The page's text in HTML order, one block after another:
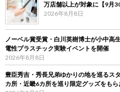
万店舗以上が対象に【9月
2026年8月8日
ノーベル賞受賞・白川英樹博士が小中
電性プラスチック実験イベントを開催
2026年8月8日
豊臣秀吉・秀長兄弟ゆかりの地を巡る
カ所・近畿6カ所を巡り限定グッズをもら